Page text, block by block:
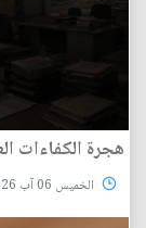
هجرة الكفاءات
الخميس 06 آب 2026